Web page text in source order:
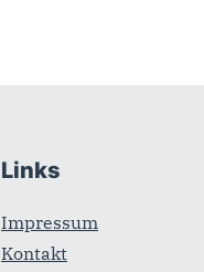
Links
Impressum
Kontakt